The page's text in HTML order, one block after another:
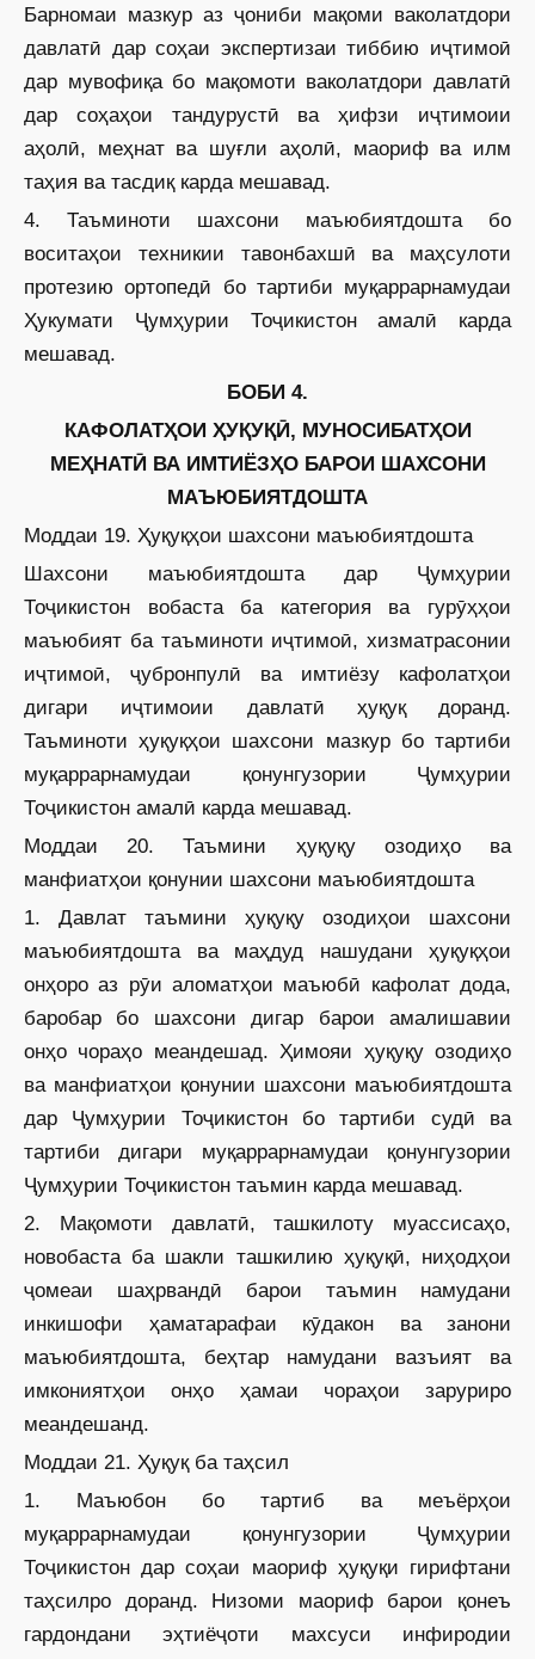
Барномаи мазкур аз ҷониби мақоми ваколатдори
давлатӣ дар соҳаи экспертизаи тиббию иҷтимоӣ
дар мувофиқа бо мақомоти ваколатдори давлатӣ
дар соҳаҳои тандурустӣ ва ҳифзи иҷтимоии
аҳолӣ, меҳнат ва шуғли аҳолӣ, маориф ва илм
таҳия ва тасдиқ карда мешавад.
4. Таъминоти шахсони маъюбиятдошта бо
воситаҳои техникии тавонбахшӣ ва маҳсулоти
протезию ортопедӣ бо тартиби муқаррарнамудаи
Ҳукумати Ҷумҳурии Тоҷикистон амалӣ карда
мешавад.
БОБИ 4.
КАФОЛАТҲОИ ҲУҚУҚӢ, МУНОСИБАТҲОИ
МЕҲНАТӢ ВА ИМТИЁЗҲО БАРОИ ШАХСОНИ
МАЪЮБИЯТДОШТА
Моддаи 19. Ҳуқуқҳои шахсони маъюбиятдошта
Шахсони маъюбиятдошта дар Ҷумҳурии
Тоҷикистон вобаста ба категория ва гурӯҳҳои
маъюбият ба таъминоти иҷтимоӣ, хизматрасонии
иҷтимоӣ, ҷубронпулӣ ва имтиёзу кафолатҳои
дигари иҷтимоии давлатӣ ҳуқуқ доранд.
Таъминоти ҳуқуқҳои шахсони мазкур бо тартиби
муқаррарнамудаи қонунгузории Ҷумҳурии
Тоҷикистон амалӣ карда мешавад.
Моддаи 20. Таъмини ҳуқуқу озодиҳо ва
манфиатҳои қонунии шахсони маъюбиятдошта
1. Давлат таъмини ҳуқуқу озодиҳои шахсони
маъюбиятдошта ва маҳдуд нашудани ҳуқуқҳои
онҳоро аз рӯи аломатҳои маъюбӣ кафолат дода,
баробар бо шахсони дигар барои амалишавии
онҳо чораҳо меандешад. Ҳимояи ҳуқуқу озодиҳо
ва манфиатҳои қонунии шахсони маъюбиятдошта
дар Ҷумҳурии Тоҷикистон бо тартиби судӣ ва
тартиби дигари муқаррарнамудаи қонунгузории
Ҷумҳурии Тоҷикистон таъмин карда мешавад.
2. Мақомоти давлатӣ, ташкилоту муассисаҳо,
новобаста ба шакли ташкилию ҳуқуқӣ, ниҳодҳои
ҷомеаи шаҳрвандӣ барои таъмин намудани
инкишофи ҳаматарафаи кӯдакон ва занони
маъюбиятдошта, беҳтар намудани вазъият ва
имкониятҳои онҳо ҳамаи чораҳои заруриро
меандешанд.
Моддаи 21. Ҳуқуқ ба таҳсил
1. Маъюбон бо тартиб ва меъёрҳои
муқаррарнамудаи қонунгузории Ҷумҳурии
Тоҷикистон дар соҳаи маориф ҳуқуқи гирифтани
таҳсилро доранд. Низоми маориф барои қонеъ
гардондани эҳтиёҷоти махсуси инфиродии